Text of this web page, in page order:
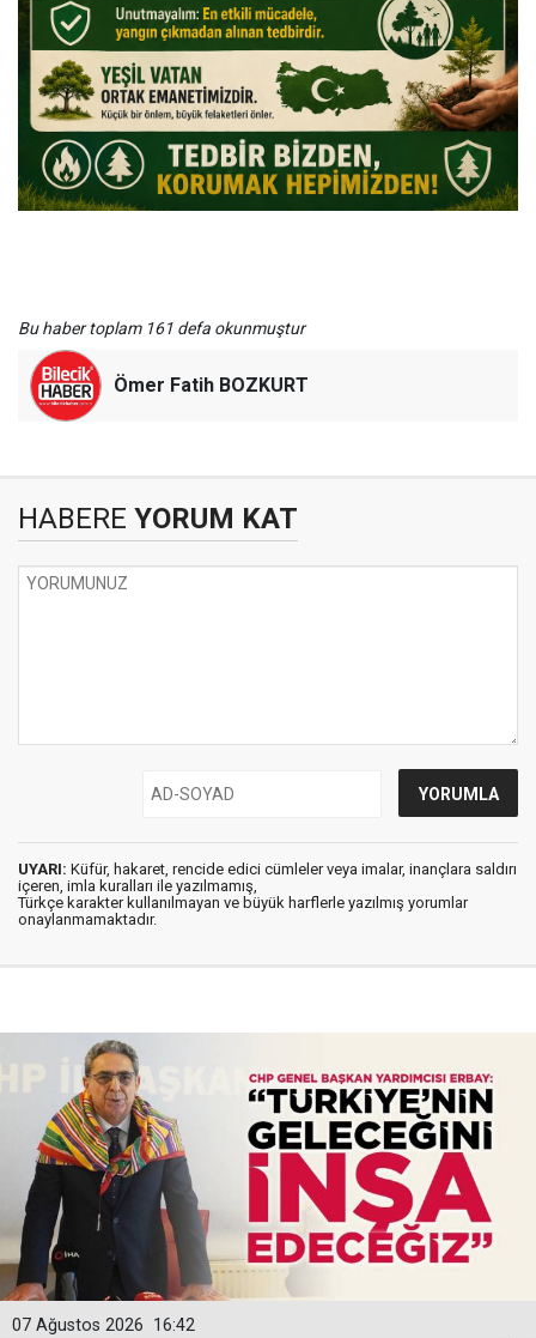
Bu haber toplam 161 defa okunmuştur
Ömer Fatih BOZKURT
HABERE YORUM KAT
UYARI: Küfür, hakaret, rencide edici cümleler veya imalar, inançlara saldırı
içeren, imla kuralları ile yazılmamış,
Türkçe karakter kullanılmayan ve büyük harflerle yazılmış yorumlar
onaylanmamaktadır.
16:42
07 Ağustos 2026